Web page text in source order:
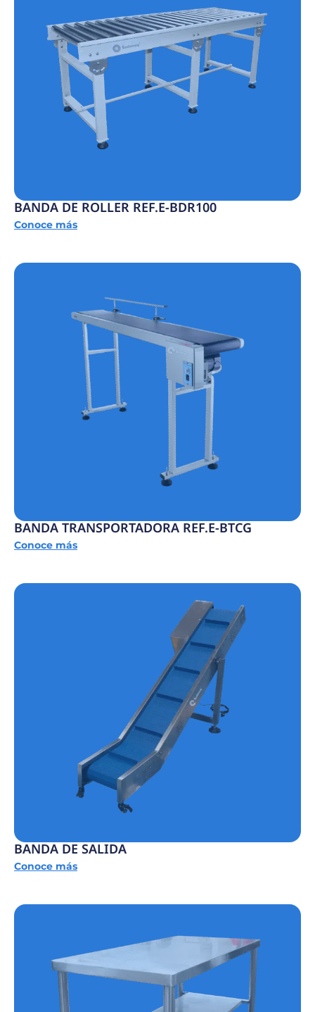
BANDA DE ROLLER REF.E-BDR100
Conoce más
BANDA TRANSPORTADORA REF.E-BTCG
Conoce más
BANDA DE SALIDA
Conoce más